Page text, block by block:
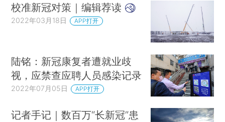
校准新冠对策｜编辑荐读
2022年03月18日 APP打开
陆铭：新冠康复者遭就业歧
视，应禁查应聘人员感染记录
2022年07月05日 APP打开
记者手记｜数百万“长新冠”患